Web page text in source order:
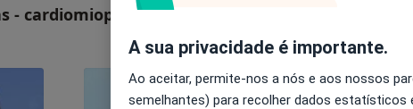
- cardiomiopatia hipertrófica
A sua privacidade é importante.
Ao aceitar, permite-nos a nós e aos nossos
semelhantes) para recolher dados